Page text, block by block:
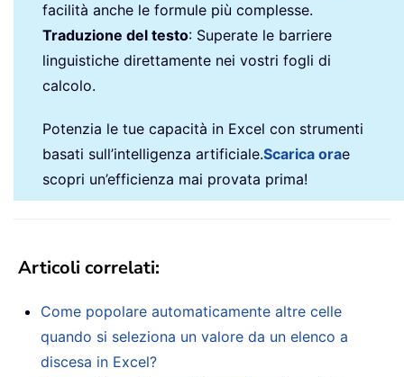
facilità anche le formule più complesse.
Traduzione del testo: Superate le barriere
linguistiche direttamente nei vostri fogli di
calcolo.
Potenzia le tue capacità in Excel con strumenti
basati sull’intelligenza artificiale.Scarica orae
scopri un’efficienza mai provata prima!
Articoli correlati:
Come popolare automaticamente altre celle
quando si seleziona un valore da un elenco a
discesa in Excel?